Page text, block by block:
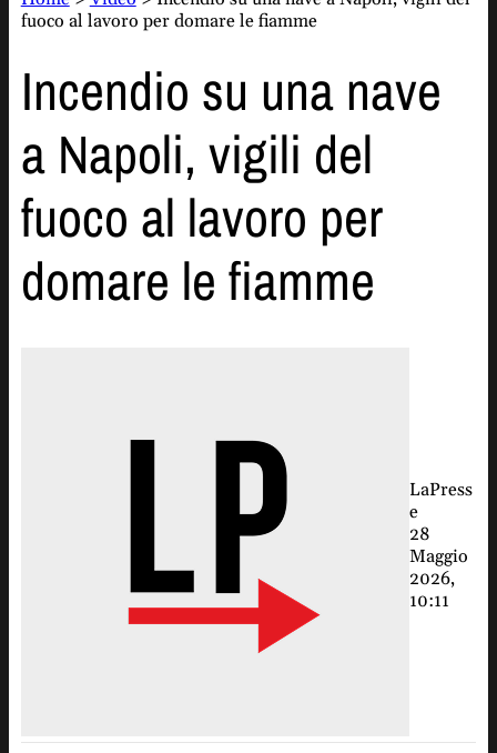
fuoco al lavoro per domare le fiamme
Incendio su una nave
a Napoli, vigili del
fuoco al lavoro per
domare le fiamme
LaPress
e
28
Maggio
2026,
10:11